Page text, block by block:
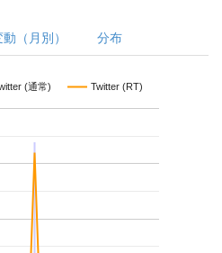
（月別） 分布
(通常) Twitter (RT)